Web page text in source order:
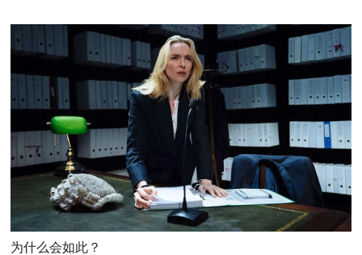
为什么会如此？